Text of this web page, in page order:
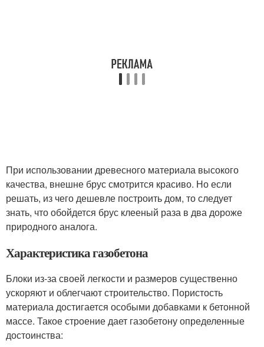
При использовании древесного материала высокого
качества, внешне брус смотрится красиво. Но если
решать, из чего дешевле построить дом, то следует
знать, что обойдется брус клееный раза в два дороже
природного аналога.
Характеристика газобетона
Блоки из-за своей легкости и размеров существенно
ускоряют и облегчают строительство. Пористость
материала достигается особыми добавками к бетонной
массе. Такое строение дает газобетону определенные
достоинства: